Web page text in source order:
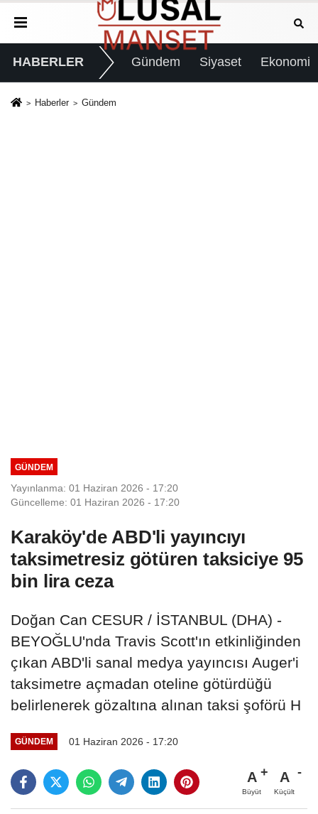
HABERLER Gündem Siyaset Ekonomi
Haberler Gündem
GÜNDEM
Yayınlanma: 01 Haziran 2026 - 17:20
Güncelleme: 01 Haziran 2026 - 17:20
Karaköy'de ABD'li yayıncıyı
taksimetresiz götüren taksiciye 95
bin lira ceza
Doğan Can CESUR / İSTANBUL (DHA) -
BEYOĞLU'nda Travis Scott'ın etkinliğinden
çıkan ABD'li sanal medya yayıncısı Auger'i
taksimetre açmadan oteline götürdüğü
belirlenerek gözaltına alınan taksi şoförü H
GÜNDEM 01 Haziran 2026 - 17:20
A
Büyüt
A
Küçült